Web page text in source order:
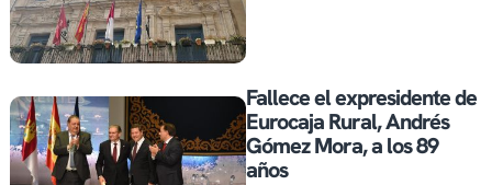
Fallece el expresidente de
Eurocaja Rural, Andrés
Gómez Mora, a los 89
años